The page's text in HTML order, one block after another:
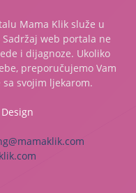
Mama Klik služe u
web portala ne
i dijagnoze. Ukoliko
preporučujemo Vam
svojim ljekarom.